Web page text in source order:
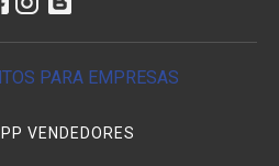
PARA EMPRESAS
VENDEDORES